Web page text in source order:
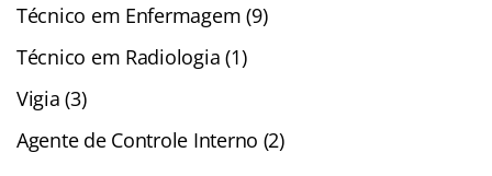
Técnico em Enfermagem (9)
Técnico em Radiologia (1)
Vigia (3)
Agente de Controle Interno (2)